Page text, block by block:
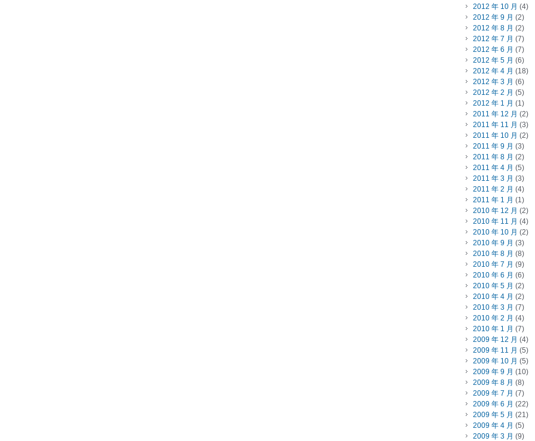
2012 年 10 月 (4)
2012 年 9 月 (2)
2012 年 8 月 (2)
2012 年 7 月 (7)
2012 年 6 月 (7)
2012 年 5 月 (6)
2012 年 4 月 (18)
2012 年 3 月 (6)
2012 年 2 月 (5)
2012 年 1 月 (1)
2011 年 12 月 (2)
2011 年 11 月 (3)
2011 年 10 月 (2)
2011 年 9 月 (3)
2011 年 8 月 (2)
2011 年 4 月 (5)
2011 年 3 月 (3)
2011 年 2 月 (4)
2011 年 1 月 (1)
2010 年 12 月 (2)
2010 年 11 月 (4)
2010 年 10 月 (2)
2010 年 9 月 (3)
2010 年 8 月 (8)
2010 年 7 月 (9)
2010 年 6 月 (6)
2010 年 5 月 (2)
2010 年 4 月 (2)
2010 年 3 月 (7)
2010 年 2 月 (4)
2010 年 1 月 (7)
2009 年 12 月 (4)
2009 年 11 月 (5)
2009 年 10 月 (5)
2009 年 9 月 (10)
2009 年 8 月 (8)
2009 年 7 月 (7)
2009 年 6 月 (22)
2009 年 5 月 (21)
2009 年 4 月 (5)
2009 年 3 月 (9)